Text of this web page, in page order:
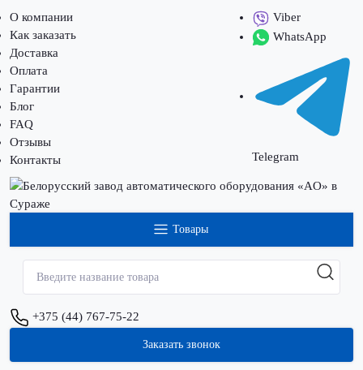
О компании
Как заказать
Доставка
Оплата
Гарантии
Блог
FAQ
Отзывы
Контакты
Viber
WhatsApp
Telegram
Товары
+375 (44) 767-75-22
Заказать звонок